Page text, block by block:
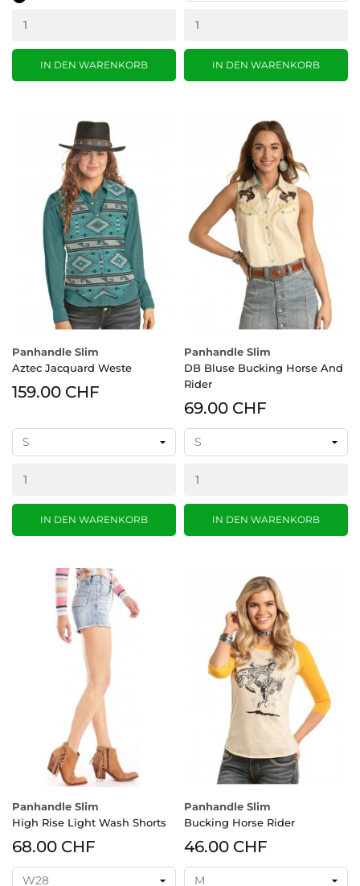
IN DEN WARENKORB IN DEN WARENKORB
Panhandle Slim
Aztec Jacquard Weste
159.00 CHF
IN DEN WARENKORB
Panhandle Slim
DB Bluse Bucking Horse And
Rider
69.00 CHF
IN DEN WARENKORB
Panhandle Slim
High Rise Light Wash Shorts
68.00 CHF
Panhandle Slim
Bucking Horse Rider
46.00 CHF